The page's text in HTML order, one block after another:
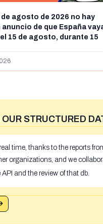
de agosto de 2026 no hay
anuncio de que España
15 de agosto, durante 15
STRUCTURED
time, thanks to the reports
organizations, and we
and the review of that db.